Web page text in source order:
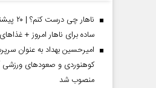
ناهار
ساده برای ناهار امروز +
امیرحسین بهداد به عنوان
کوهنوردی و صعودهای ورزشی
منصوب شد